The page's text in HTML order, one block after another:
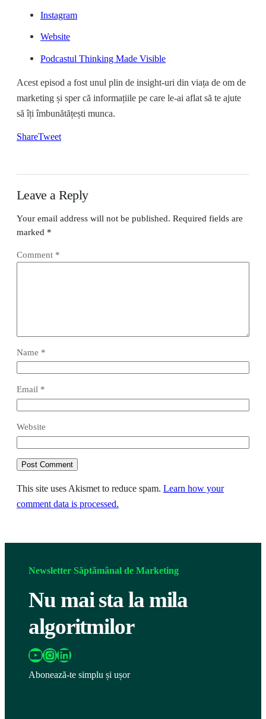
Instagram
Website
Podcastul Thinking Made Visible
Acest episod a fost unul plin de insight-uri din viața de om de
marketing și sper că informațiile pe care le-ai aflat să te ajute
să îți îmbunătățești munca.
ShareTweet
Leave a Reply
Your email address will not be published. Required fields are
marked *
Comment *
Name *
Email *
Website
This site uses Akismet to reduce spam. Learn how your
comment data is processed.
Newsletter Săptămânal de Marketing
Nu mai sta la mila
algoritmilor
https://www.youtube.com/@katairobi InstagramLinkedIn
Abonează-te simplu și ușor